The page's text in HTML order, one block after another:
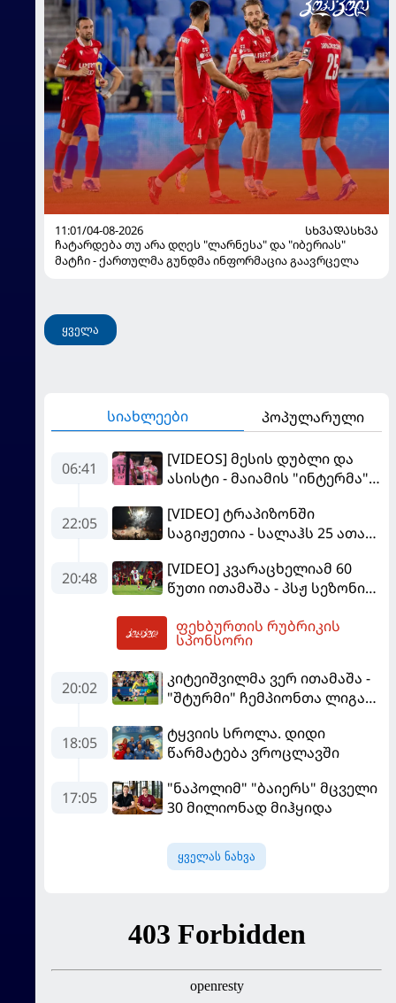
11:01/04-08-2026
ᲡᲮᲕᲐᲓᲐᲡᲮᲕᲐ
ჩატარდება თუ არა დღეს "ლარნესა" და "იბერიას"
მატჩი - ქართულმა გუნდმა ინფორმაცია გაავრცელა
ყველა
სიახლეები პოპულარული
06:41
[VIDEOS] მესის დუბლი და
ასისტი - მაიამის "ინტერმა"
22:05
[VIDEO] ტრაპიზონში
საგიჟეთია - სალაჰს 25 ათასი
20:48
[VIDEO] კვარაცხელიამ 60
წუთი ითამაშა - პსჟ სეზონის
"მალიორკასთან"
დამარცხდა
ფეხბურთის რუბრიკის
სპონსორი
20:02
კიტეიშვილმა ვერ ითამაშა -
"შტურმი" ჩემპიონთა ლიგაზე
დამარცხდა
18:05
ტყვიის სროლა. დიდი
წარმატება ვროცლავში
17:05
"ნაპოლიმ" "ბაიერს" მცველი
30 მილიონად მიჰყიდა
ყველას ნახვა